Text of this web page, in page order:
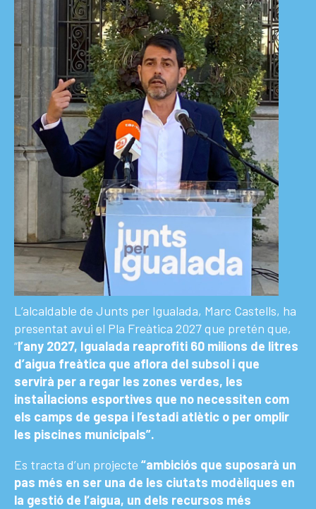
L’alcaldable de Junts per Igualada, Marc Castells, ha
presentat avui el Pla Freàtica 2027 que pretén que,
“l’any 2027, Igualada reaprofiti 60 milions de litres
d’aigua freàtica que aflora del subsol i que
servirà per a regar les zones verdes, les
instal·lacions esportives que no necessiten com
els camps de gespa i l’estadi atlètic o per omplir
les piscines municipals”.
Es tracta d’un projecte “ambiciós que suposarà un
pas més en ser una de les ciutats modèliques en
la gestió de l‘aigua, un dels recursos més